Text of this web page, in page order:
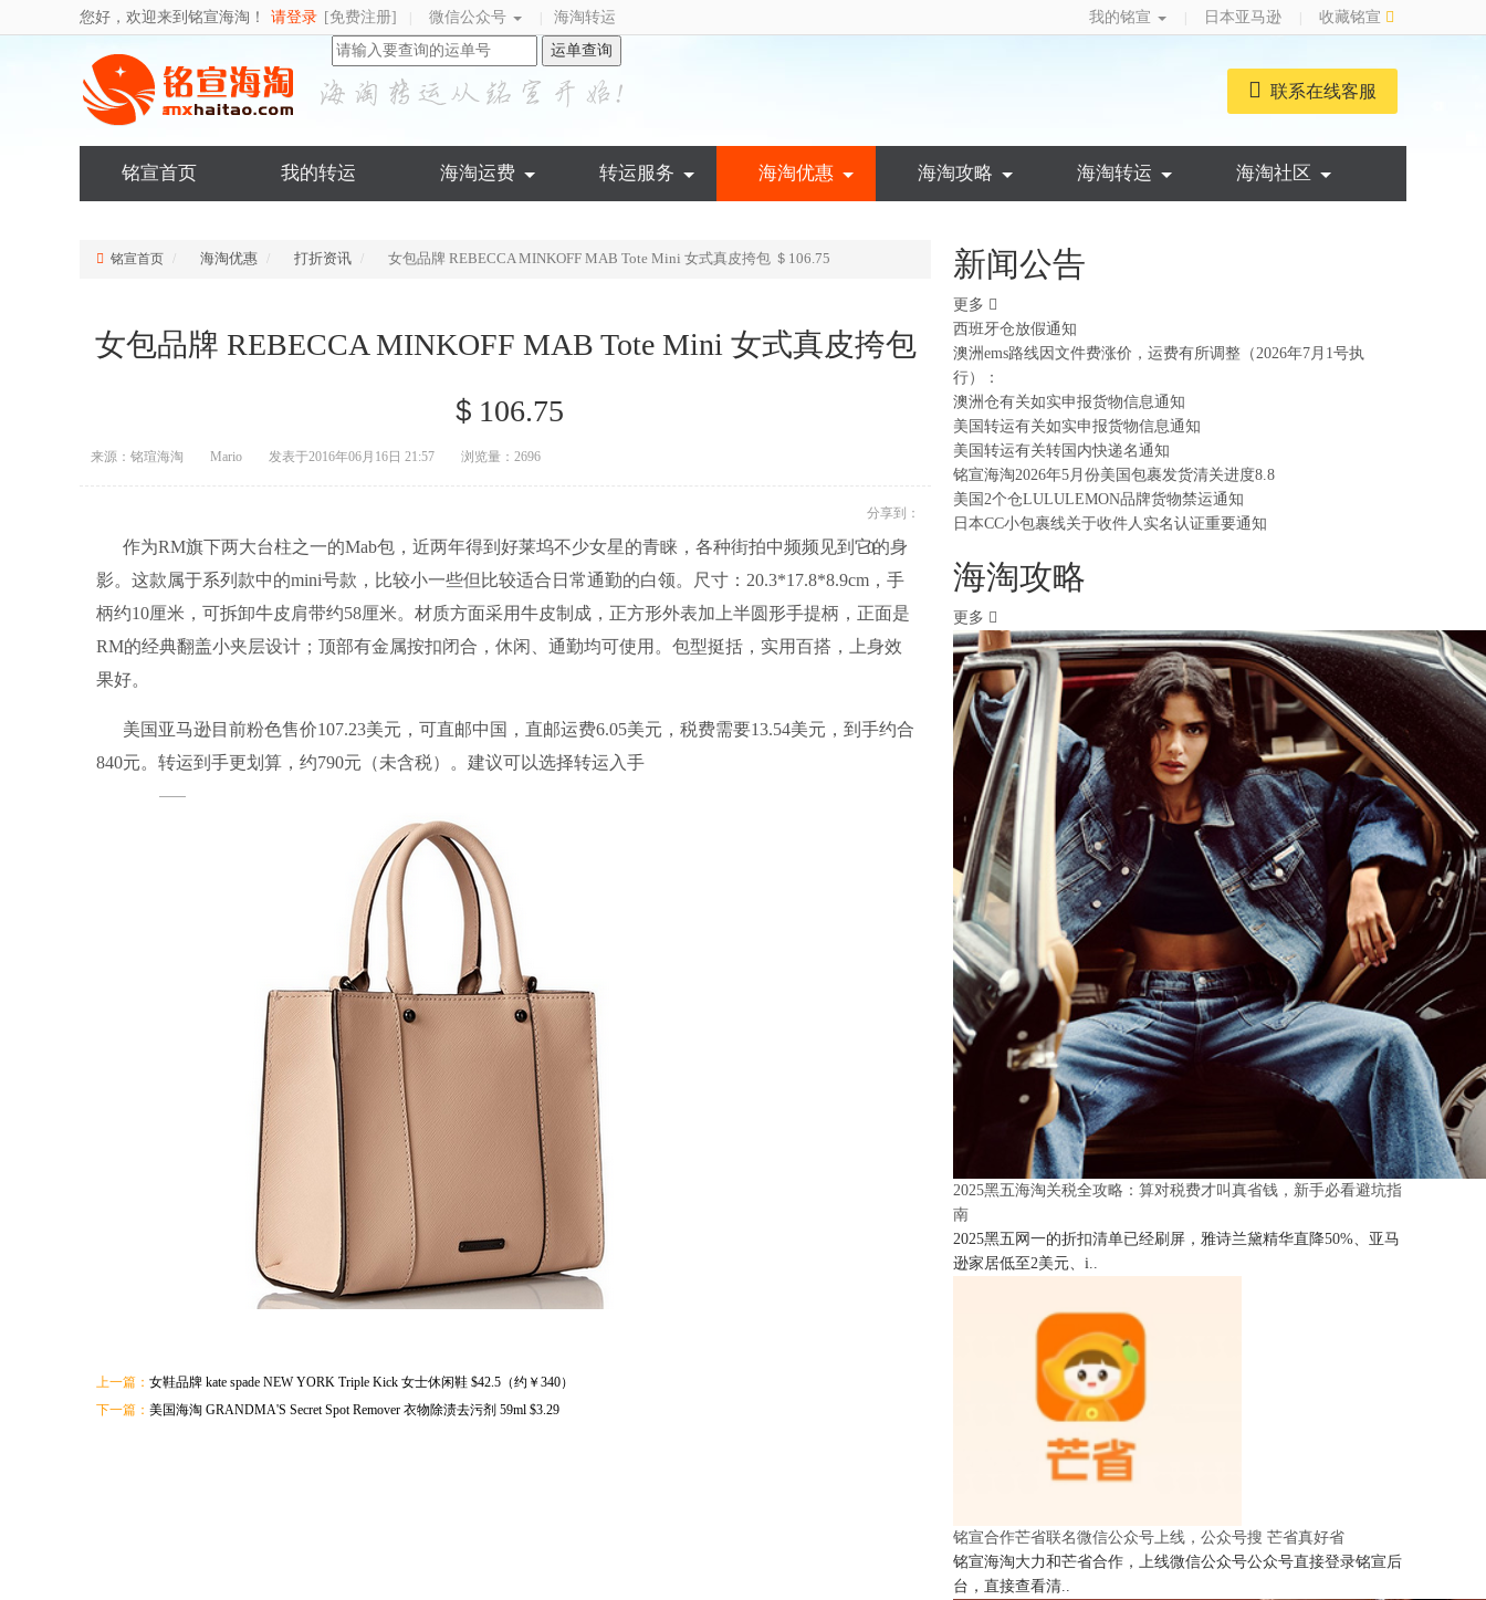
您好，欢迎来到铭宣海淘！ 请登录 [免费注册] 微信公众号 海淘转运 我的铭宣 日本亚马逊
收藏铭宣
运单查询
联系在线客服
铭宣首页 我的转运 海淘运费 转运服务 海淘优惠 海淘攻略 海淘转运 海淘社区
铭宣首页 海淘优惠 打折资讯 女包品牌 REBECCA MINKOFF MAB Tote Mini 女式真皮挎包 ＄106.75
女包品牌 REBECCA MINKOFF MAB Tote Mini 女式真皮挎包
＄106.75
来源：铭瑄海淘 Mario 发表于2016年06月16日 21:57 浏览量：2696
分享到：
0
作为RM旗下两大台柱之一的Mab包，近两年得到好莱坞不少女星的青睐，各种街拍中频频见到它的身
影。这款属于系列款中的mini号款，比较小一些但比较适合日常通勤的白领。尺寸：20.3*17.8*8.9cm，手
柄约10厘米，可拆卸牛皮肩带约58厘米。材质方面采用牛皮制成，正方形外表加上半圆形手提柄，正面是
RM的经典翻盖小夹层设计；顶部有金属按扣闭合，休闲、通勤均可使用。包型挺括，实用百搭，上身效
果好。
美国亚马逊目前粉色售价107.23美元，可直邮中国，直邮运费6.05美元，税费需要13.54美元，到手约合
840元。转运到手更划算，约790元（未含税）。建议可以选择转运入手
上一篇： 女鞋品牌 kate spade NEW YORK Triple Kick 女士休闲鞋 $42.5（约￥340）
下一篇： 美国海淘 GRANDMA'S Secret Spot Remover 衣物除渍去污剂 59ml $3.29
新闻公告
更多
西班牙仓放假通知
澳洲ems路线因文件费涨价，运费有所调整（2026年7月1号执
行）：
澳洲仓有关如实申报货物信息通知
美国转运有关如实申报货物信息通知
美国转运有关转国内快递名通知
铭宣海淘2026年5月份美国包裹发货清关进度8.8
美国2个仓LULULEMON品牌货物禁运通知
日本CC小包裹线关于收件人实名认证重要通知
海淘攻略
更多
2025黑五海淘关税全攻略：算对税费才叫真省钱，新手必看避坑指
南
2025黑五网一的折扣清单已经刷屏，雅诗兰黛精华直降50%、亚马
逊家居低至2美元、i..
铭宣合作芒省联名微信公众号上线，公众号搜 芒省真好省
铭宣海淘大力和芒省合作，上线微信公众号公众号直接登录铭宣后
台，直接查看清..